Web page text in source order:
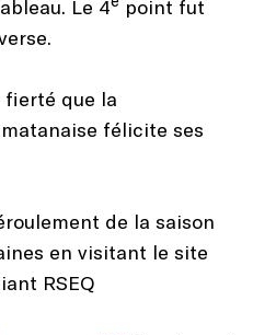
Le 4
point fut
fierté que la
félicite ses
de la saison
en visitant le site
RSEQ